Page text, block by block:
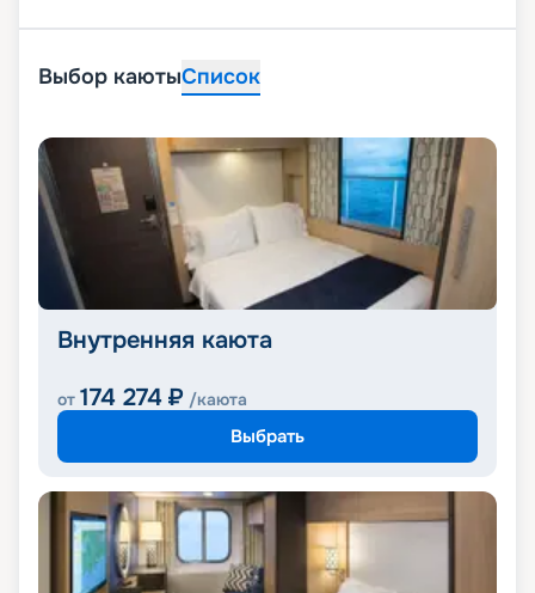
Выбор каютыСписок
Внутренняя каюта
от 174 274 ₽ /каюта
Выбрать